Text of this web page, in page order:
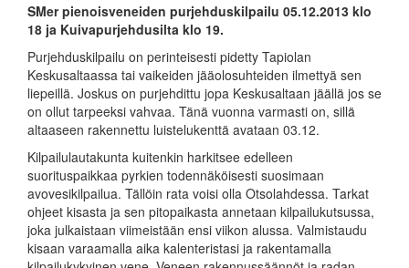
SMer pienoisveneiden purjehduskilpailu 05.12.2013 klo
18 ja Kuivapurjehdusilta klo 19.
Purjehduskilpailu on perinteisesti pidetty Tapiolan
Keskusaltaassa tai vaikeiden jääolosuhteiden ilmettyä sen
liepeillä. Joskus on purjehdittu jopa Keskusaltaan jäällä jos se
on ollut tarpeeksi vahvaa. Tänä vuonna varmasti on, sillä
altaaseen rakennettu luistelukenttä avataan 03.12.
Kilpailulautakunta kuitenkin harkitsee edelleen
suorituspaikkaa pyrkien todennäköisesti suosimaan
avovesikilpailua. Tällöin rata voisi olla Otsolahdessa. Tarkat
ohjeet kisasta ja sen pitopaikasta annetaan kilpailukutsussa,
joka julkaistaan viimeistään ensi viikon alussa. Valmistaudu
kisaan varaamalla aika kalenteristasi ja rakentamalla